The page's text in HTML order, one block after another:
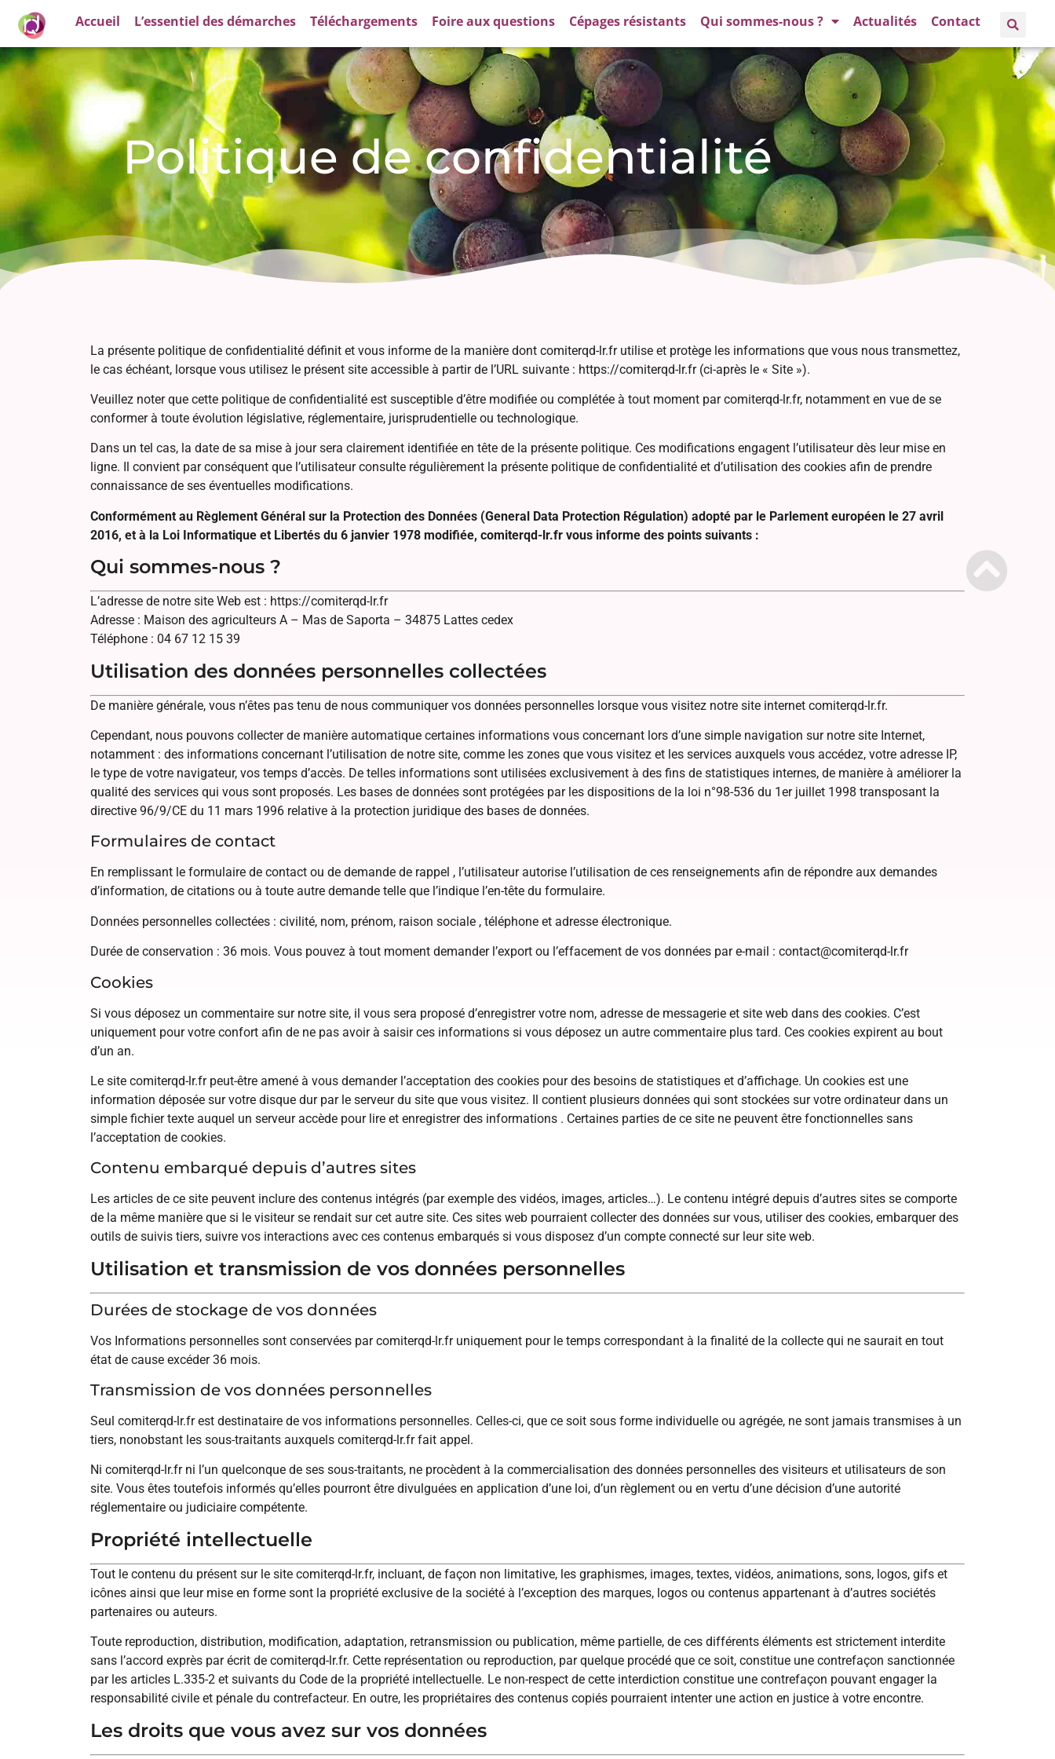
Accueil L’essentiel des démarches Téléchargements Foire aux questions Cépages résistants Qui sommes-nous ? Actualités Contact
Politique de confidentialité
La présente politique de confidentialité définit et vous informe de la manière dont comiterqd-lr.fr utilise et protège les informations que vous nous transmettez,
le cas échéant, lorsque vous utilisez le présent site accessible à partir de l’URL suivante : https://comiterqd-lr.fr (ci-après le « Site »).
Veuillez noter que cette politique de confidentialité est susceptible d’être modifiée ou complétée à tout moment par comiterqd-lr.fr, notamment en vue de se
conformer à toute évolution législative, réglementaire, jurisprudentielle ou technologique.
Dans un tel cas, la date de sa mise à jour sera clairement identifiée en tête de la présente politique. Ces modifications engagent l’utilisateur dès leur mise en
ligne. Il convient par conséquent que l’utilisateur consulte régulièrement la présente politique de confidentialité et d’utilisation des cookies afin de prendre
connaissance de ses éventuelles modifications.
Conformément au Règlement Général sur la Protection des Données (General Data Protection Régulation) adopté par le Parlement européen le 27 avril
2016, et à la Loi Informatique et Libertés du 6 janvier 1978 modifiée, comiterqd-lr.fr vous informe des points suivants :
Qui sommes-nous ?
L’adresse de notre site Web est : https://comiterqd-lr.fr
Adresse : Maison des agriculteurs A – Mas de Saporta – 34875 Lattes cedex
Téléphone : 04 67 12 15 39
Utilisation des données personnelles collectées
De manière générale, vous n’êtes pas tenu de nous communiquer vos données personnelles lorsque vous visitez notre site internet comiterqd-lr.fr.
Cependant, nous pouvons collecter de manière automatique certaines informations vous concernant lors d’une simple navigation sur notre site Internet,
notamment : des informations concernant l’utilisation de notre site, comme les zones que vous visitez et les services auxquels vous accédez, votre adresse IP,
le type de votre navigateur, vos temps d’accès. De telles informations sont utilisées exclusivement à des fins de statistiques internes, de manière à améliorer la
qualité des services qui vous sont proposés. Les bases de données sont protégées par les dispositions de la loi n°98-536 du 1er juillet 1998 transposant la
directive 96/9/CE du 11 mars 1996 relative à la protection juridique des bases de données.
Formulaires de contact
En remplissant le formulaire de contact ou de demande de rappel , l’utilisateur autorise l’utilisation de ces renseignements afin de répondre aux demandes
d’information, de citations ou à toute autre demande telle que l’indique l’en-tête du formulaire.
Données personnelles collectées : civilité, nom, prénom, raison sociale , téléphone et adresse électronique.
Durée de conservation : 36 mois. Vous pouvez à tout moment demander l’export ou l’effacement de vos données par e-mail : contact@comiterqd-lr.fr
Cookies
Si vous déposez un commentaire sur notre site, il vous sera proposé d’enregistrer votre nom, adresse de messagerie et site web dans des cookies. C’est
uniquement pour votre confort afin de ne pas avoir à saisir ces informations si vous déposez un autre commentaire plus tard. Ces cookies expirent au bout
d’un an.
Le site comiterqd-lr.fr peut-être amené à vous demander l’acceptation des cookies pour des besoins de statistiques et d’affichage. Un cookies est une
information déposée sur votre disque dur par le serveur du site que vous visitez. Il contient plusieurs données qui sont stockées sur votre ordinateur dans un
simple fichier texte auquel un serveur accède pour lire et enregistrer des informations . Certaines parties de ce site ne peuvent être fonctionnelles sans
l’acceptation de cookies.
Contenu embarqué depuis d’autres sites
Les articles de ce site peuvent inclure des contenus intégrés (par exemple des vidéos, images, articles…). Le contenu intégré depuis d’autres sites se comporte
de la même manière que si le visiteur se rendait sur cet autre site. Ces sites web pourraient collecter des données sur vous, utiliser des cookies, embarquer des
outils de suivis tiers, suivre vos interactions avec ces contenus embarqués si vous disposez d’un compte connecté sur leur site web.
Utilisation et transmission de vos données personnelles
Durées de stockage de vos données
Vos Informations personnelles sont conservées par comiterqd-lr.fr uniquement pour le temps correspondant à la finalité de la collecte qui ne saurait en tout
état de cause excéder 36 mois.
Transmission de vos données personnelles
Seul comiterqd-lr.fr est destinataire de vos informations personnelles. Celles-ci, que ce soit sous forme individuelle ou agrégée, ne sont jamais transmises à un
tiers, nonobstant les sous-traitants auxquels comiterqd-lr.fr fait appel.
Ni comiterqd-lr.fr ni l’un quelconque de ses sous-traitants, ne procèdent à la commercialisation des données personnelles des visiteurs et utilisateurs de son
site. Vous êtes toutefois informés qu’elles pourront être divulguées en application d’une loi, d’un règlement ou en vertu d’une décision d’une autorité
réglementaire ou judiciaire compétente.
Propriété intellectuelle
Tout le contenu du présent sur le site comiterqd-lr.fr, incluant, de façon non limitative, les graphismes, images, textes, vidéos, animations, sons, logos, gifs et
icônes ainsi que leur mise en forme sont la propriété exclusive de la société à l’exception des marques, logos ou contenus appartenant à d’autres sociétés
partenaires ou auteurs.
Toute reproduction, distribution, modification, adaptation, retransmission ou publication, même partielle, de ces différents éléments est strictement interdite
sans l’accord exprès par écrit de comiterqd-lr.fr. Cette représentation ou reproduction, par quelque procédé que ce soit, constitue une contrefaçon sanctionnée
par les articles L.335-2 et suivants du Code de la propriété intellectuelle. Le non-respect de cette interdiction constitue une contrefaçon pouvant engager la
responsabilité civile et pénale du contrefacteur. En outre, les propriétaires des contenus copiés pourraient intenter une action en justice à votre encontre.
Les droits que vous avez sur vos données